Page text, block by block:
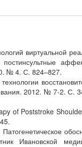
виртуальной
№ 4. С. 824–827.
2012. № 7-2. С.
of Poststroke
Ивановской